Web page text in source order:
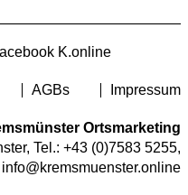
K.online
AGBs Impressum
Ortsmarketing
Tel.: +43 (0)7583 5255,
info@kremsmuenster.online